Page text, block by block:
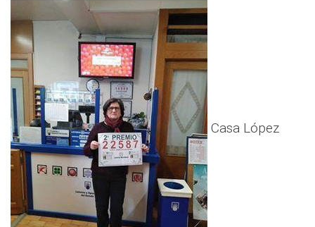
Casa López